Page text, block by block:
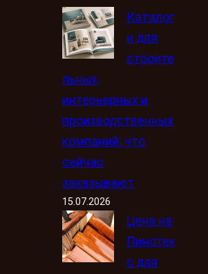
Каталог
и для
строите
льных,
интерьерных и
производственных
компаний: что
сейчас
заказывают
15.07.2026
Цена на
Пинотек
с для